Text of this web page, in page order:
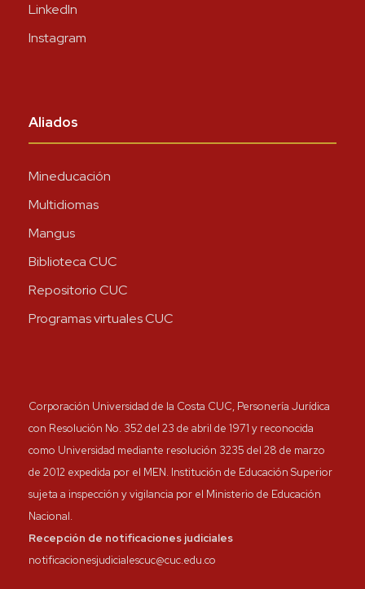
LinkedIn
Instagram
Aliados
Mineducación
Multidiomas
Mangus
Biblioteca CUC
Repositorio CUC
Programas virtuales CUC
Corporación Universidad de la Costa CUC, Personería Jurídica
con Resolución No. 352 del 23 de abril de 1971 y reconocida
como Universidad mediante resolución 3235 del 28 de marzo
de 2012 expedida por el MEN. Institución de Educación Superior
sujeta a inspección y vigilancia por el Ministerio de Educación
Nacional.
Recepción de notificaciones judiciales
notificacionesjudicialescuc@cuc.edu.co